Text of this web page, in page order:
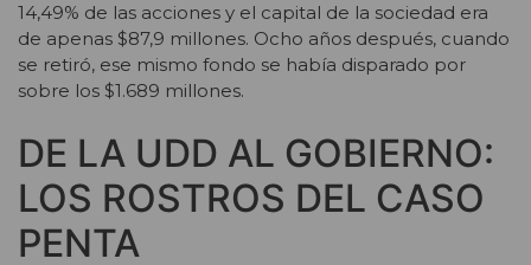
14,49% de las acciones y el capital de la sociedad era
de apenas $87,9 millones. Ocho años después, cuando
se retiró, ese mismo fondo se había disparado por
sobre los $1.689 millones.
DE LA UDD AL GOBIERNO:
LOS ROSTROS DEL CASO
PENTA